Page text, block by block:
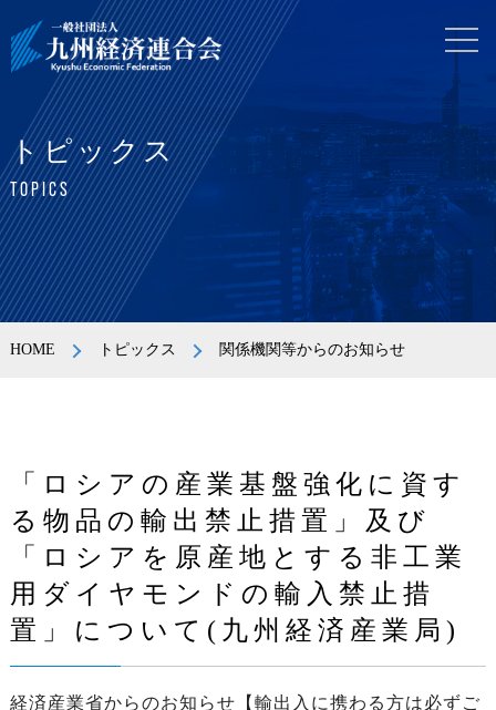
トピックス
TOPICS
HOME トピックス 関係機関等からのお知らせ
「ロシアの産業基盤強化に資す
る物品の輸出禁止措置」及び
「ロシアを原産地とする非工業
用ダイヤモンドの輸入禁止措
置」について(九州経済産業局)
経済産業省からのお知らせ【輸出入に携わる方は必ずご